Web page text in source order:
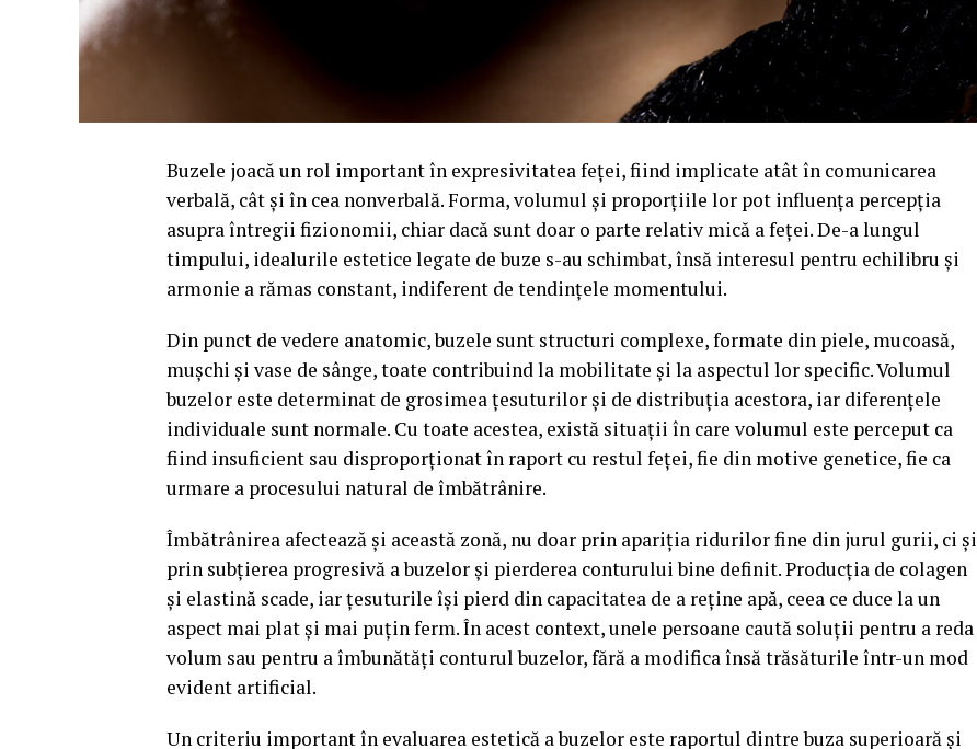
Buzele joacă un rol important în expresivitatea feței, fiind implicate atât în comunicarea
verbală, cât și în cea nonverbală. Forma, volumul și proporțiile lor pot influența percepția
asupra întregii fizionomii, chiar dacă sunt doar o parte relativ mică a feței. De-a lungul
timpului, idealurile estetice legate de buze s-au schimbat, însă interesul pentru echilibru și
armonie a rămas constant, indiferent de tendințele momentului.
Din punct de vedere anatomic, buzele sunt structuri complexe, formate din piele, mucoasă,
mușchi și vase de sânge, toate contribuind la mobilitate și la aspectul lor specific. Volumul
buzelor este determinat de grosimea țesuturilor și de distribuția acestora, iar diferențele
individuale sunt normale. Cu toate acestea, există situații în care volumul este perceput ca
fiind insuficient sau disproporționat în raport cu restul feței, fie din motive genetice, fie ca
urmare a procesului natural de îmbătrânire.
Îmbătrânirea afectează și această zonă, nu doar prin apariția ridurilor fine din jurul gurii, ci și
prin subțierea progresivă a buzelor și pierderea conturului bine definit. Producția de colagen
și elastină scade, iar țesuturile își pierd din capacitatea de a reține apă, ceea ce duce la un
aspect mai plat și mai puțin ferm. În acest context, unele persoane caută soluții pentru a reda
volum sau pentru a îmbunătăți conturul buzelor, fără a modifica însă trăsăturile într-un mod
evident artificial.
Un criteriu important în evaluarea estetică a buzelor este raportul dintre buza superioară și